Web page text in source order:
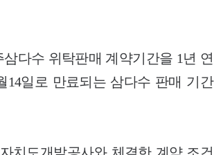
다수 위탁판매 계약기간을 1년 연
14일로 만료되는 삼다수 판매 기간